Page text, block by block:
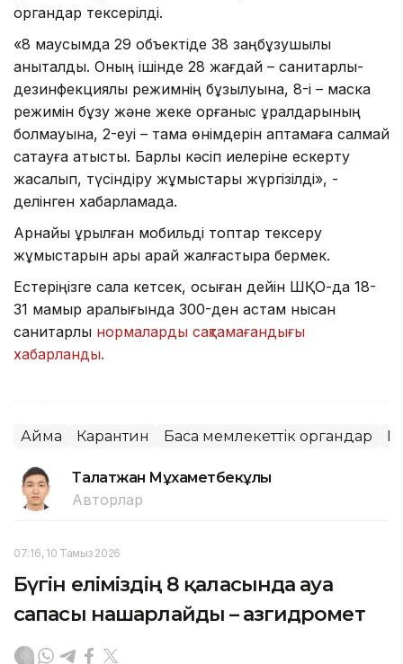
органдар тексерілді.
«8 маусымда 29 объектіде 38 заңбұзушылық
анықталды. Оның ішінде 28 жағдай – санитарлық-
дезинфекциялық режимнің бұзылуына, 8-і – маска
режимін бұзу және жеке қорғаныс құралдарының
болмауына, 2-еуі – тамақ өнімдерін қаптамаға салмай
сақтауға қатысты. Барлық кәсіп иелеріне ескерту
жасалып, түсіндіру жұмыстары жүргізілді», -
делінген хабарламада.
Арнайы құрылған мобильді топтар тексеру
жұмыстарын ары қарай жалғастыра бермек.
Естеріңізге сала кетсек, осыған дейін ШҚО-да 18-
31 мамыр аралығында 300-ден астам нысан
санитарлық нормаларды сақтамағандығы
хабарланды.
Аймақ Карантин Басқа мемлекеттік органдар
Талғатжан Мұхаметбекұлы
Авторлар
07:16, 10 Тамыз 2026
Бүгін еліміздің 8 қаласында ауа
сапасы нашарлайды – Қазгидромет